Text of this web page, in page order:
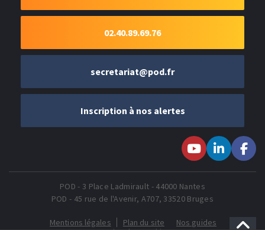
02.40.89.69.76
secretariat@pod.fr
Inscription à nos alertes
Youtubesur LinkedIn
nous sur
POD - 3 Place Ladmirault - 44000 Nantes
POD - 45 rue de l'Avenir, A707, 33520 Bruges
Mentions légales Plan du site
Nos guides